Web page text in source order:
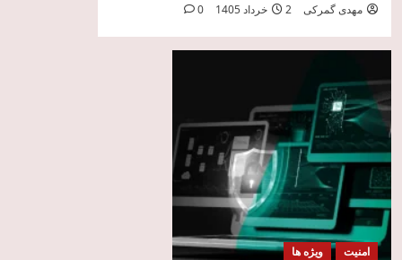
مهدی گمرکی 2 خرداد 1405 0
امنیت ویژه ها